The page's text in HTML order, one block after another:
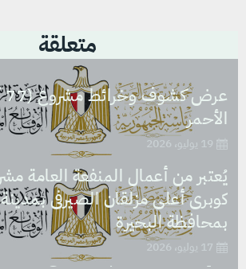
متعلقة
الأحمر
19 يوليو، 2026
يُعتبر من أعمال المنفعة العامة
كوبرى أعلى مزلقان الصيرفى
بمحافظة البحيرة
17 يوليو، 2026
يُعتبر من أعمال المنفعة العامة
العقار الذى تشغله مدرسة